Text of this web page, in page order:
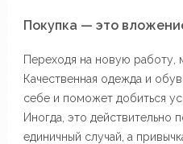
Покупка — это
Переходя на новую работу,
Качественная одежда и
себе и поможет добиться
Иногда, это действительно
единичный случай, а